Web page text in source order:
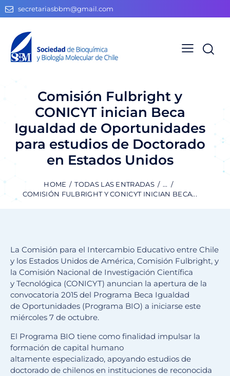
secretariasbbm@gmail.com
Comisión Fulbright y
CONICYT inician Beca
Igualdad de Oportunidades
para estudios de Doctorado
en Estados Unidos
HOME TODAS LAS ENTRADAS
...
COMISIÓN FULBRIGHT Y CONICYT INICIAN BECA...
La Comisión para el Intercambio Educativo entre Chile
y los Estados Unidos de América, Comisión Fulbright, y
la Comisión Nacional de Investigación Científica
y Tecnológica (CONICYT) anuncian la apertura de la
convocatoria 2015 del Programa Beca Igualdad
de Oportunidades (Programa BIO) a iniciarse este
miércoles 7 de octubre.
El Programa BIO tiene como finalidad impulsar la
formación de capital humano
altamente especializado, apoyando estudios de
doctorado de chilenos en instituciones de reconocida